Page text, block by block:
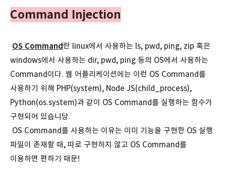
Command Injection
OS Command 란 linux에서 사용하는 ls, pwd, ping, zip 혹은
windows에서 사용하는 dir, pwd, ping 등의 OS에서 사용하는
Command이다. 웹 어플리케이션에는 이런 OS Command를
사용하기 위해 PHP(system), Node JS(child_process),
Python(os.system)과 같이 OS Command를 실행하는 함수가
구현되어 있습니당.
OS Command를 사용하는 이유는 이미 기능을 구현한 OS 실행
파일이 존재할 때, 따로 구현하지 않고 OS Command를
이용하면 편하기 때문!